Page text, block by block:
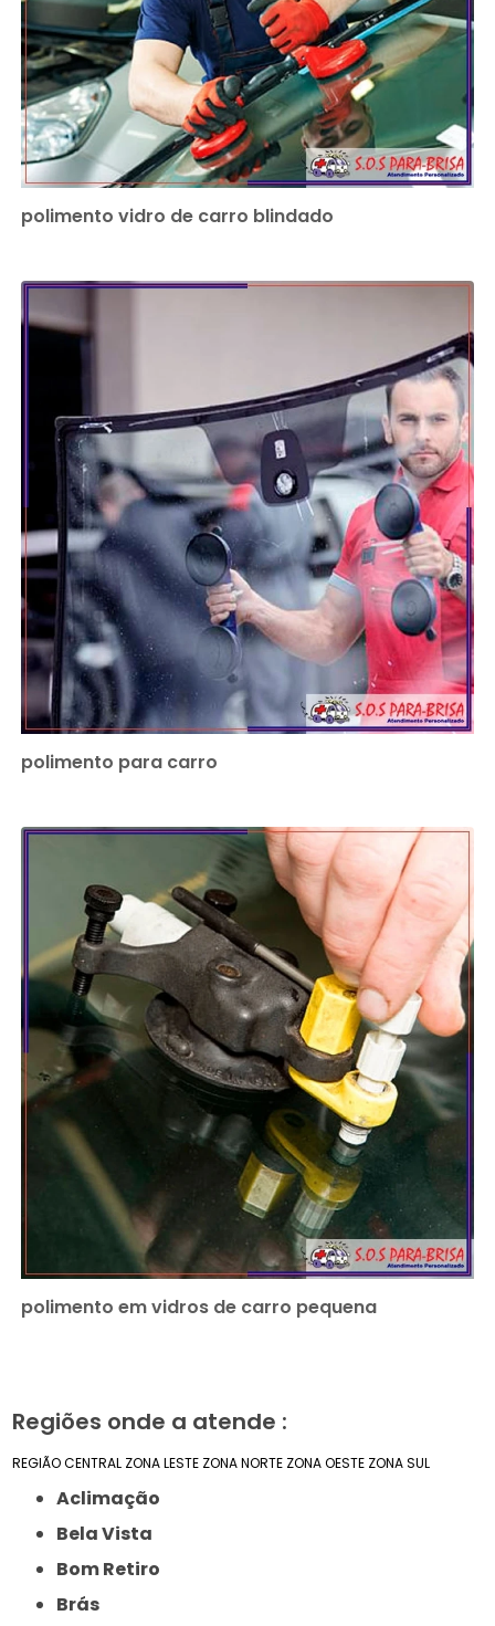
polimento vidro de carro blindado
polimento para carro
polimento em vidros de carro pequena
Regiões onde a atende :
REGIÃO CENTRAL ZONA LESTE ZONA NORTE ZONA OESTE ZONA SUL
Aclimação
Bela Vista
Bom Retiro
Brás